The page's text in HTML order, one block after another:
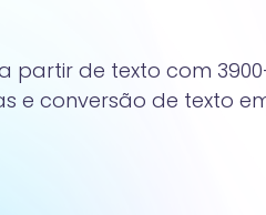
a partir de texto com
e conversão de texto